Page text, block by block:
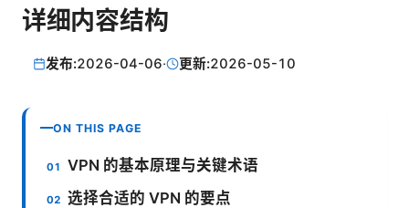
详细内容结构
发布:2026-04-06· 更新:2026-05-10
ON THIS PAGE
VPN 的基本原理与关键术语
选择合适的 VPN 的要点